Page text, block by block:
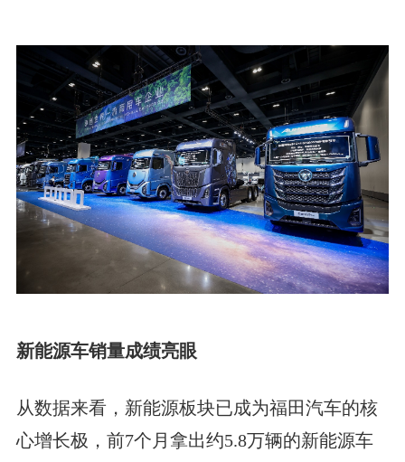
新能源车销量成绩亮眼
从数据来看，新能源板块已成为福田汽车的核
心增长极，前7个月拿出约5.8万辆的新能源车